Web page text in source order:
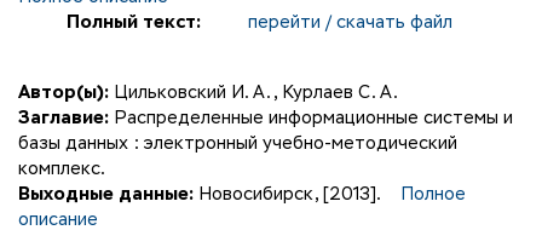
Полный текст:
перейти / скачать файл
Автор(ы): Цильковский И. А. , Курлаев С. А.
Заглавие: Распределенные информационные системы и
базы данных : электронный учебно-методический
комплекс.
Выходные данные: Новосибирск, [2013].
Полное
описание